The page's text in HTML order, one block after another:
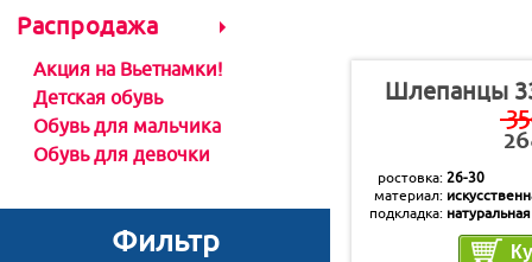
Распродажа
Акция на Вьетнамки!
Детская обувь
Обувь для мальчика
Обувь для девочки
Фильтр
Шлепанцы
ростовка 26-30
материал
подкладка